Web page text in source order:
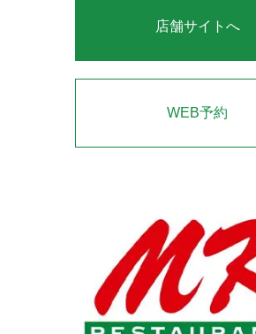
店舗サイトへ
WEB予約